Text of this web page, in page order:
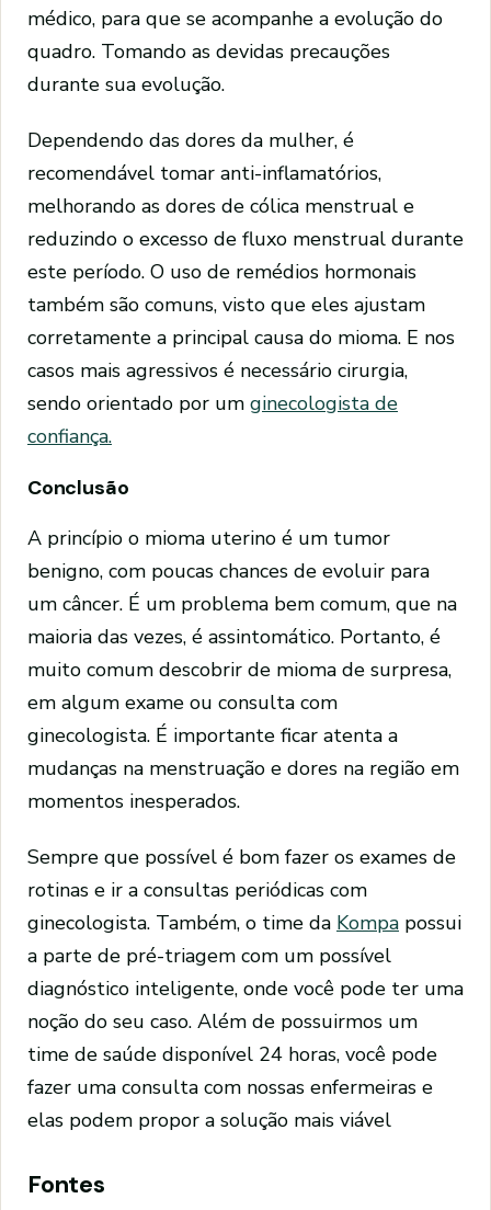
médico, para que se acompanhe a evolução do
quadro. Tomando as devidas precauções
durante sua evolução.
Dependendo das dores da mulher, é
recomendável tomar anti-inflamatórios,
melhorando as dores de cólica menstrual e
reduzindo o excesso de fluxo menstrual durante
este período. O uso de remédios hormonais
também são comuns, visto que eles ajustam
corretamente a principal causa do mioma. E nos
casos mais agressivos é necessário cirurgia,
sendo orientado por um ginecologista de
confiança.
Conclusão
A princípio o mioma uterino é um tumor
benigno, com poucas chances de evoluir para
um câncer. É um problema bem comum, que na
maioria das vezes, é assintomático. Portanto, é
muito comum descobrir de mioma de surpresa,
em algum exame ou consulta com
ginecologista. É importante ficar atenta a
mudanças na menstruação e dores na região em
momentos inesperados.
Sempre que possível é bom fazer os exames de
rotinas e ir a consultas periódicas com
ginecologista. Também, o time da Kompa possui
a parte de pré-triagem com um possível
diagnóstico inteligente, onde você pode ter uma
noção do seu caso. Além de possuirmos um
time de saúde disponível 24 horas, você pode
fazer uma consulta com nossas enfermeiras e
elas podem propor a solução mais viável
Fontes